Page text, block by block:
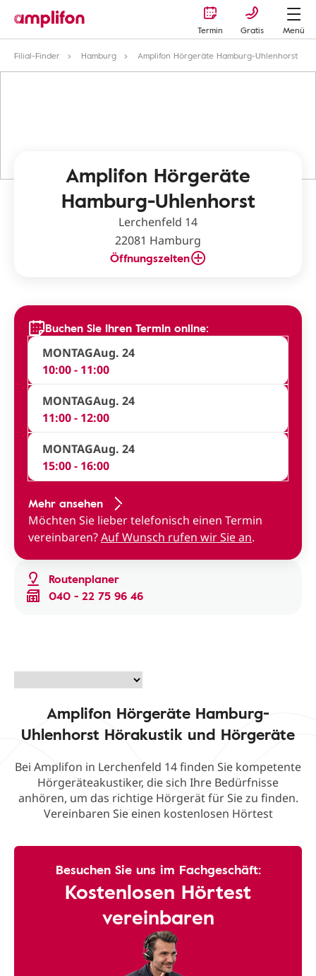
Termin Gratis
Menü
Filial-Finder
Hamburg Amplifon Hörgeräte Hamburg-Uhlenhorst
Amplifon Hörgeräte
Hamburg-Uhlenhorst
Lerchenfeld 14
22081 Hamburg
Öffnungszeiten
Routenplaner
040 - 22 75 96 46
Buchen Sie Ihren Termin online:
MONTAGAug. 24
10:00 - 11:00
MONTAGAug. 24
11:00 - 12:00
MONTAGAug. 24
15:00 - 16:00
Mehr ansehen
Möchten Sie lieber telefonisch einen Termin
vereinbaren?Auf Wunsch rufen wir Sie an.
Amplifon Hörgeräte Hamburg-
Uhlenhorst Hörakustik und Hörgeräte
Bei Amplifon in Lerchenfeld 14 finden Sie kompetente
Hörgeräteakustiker, die sich Ihre Bedürfnisse
anhören, um das richtige Hörgerät für Sie zu finden.
Vereinbaren Sie einen kostenlosen Hörtest
Besuchen Sie uns im Fachgeschäft:
Kostenlosen Hörtest
vereinbaren